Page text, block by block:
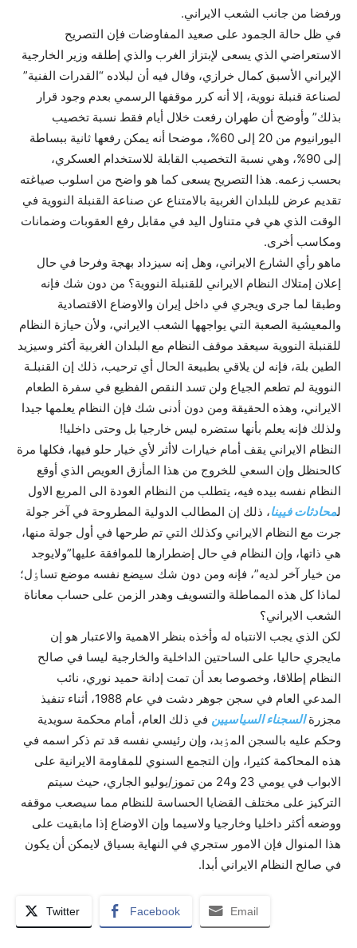
ورفضا من جانب الشعب الايراني.
في ظل حالة الجمود على صعيد المفاوضات فإن التصريح
الاستعراضي الذي يسعى لإبتزاز الغرب والذي إطلقه وزير الخارجية
الإيراني الأسبق كمال خرازي، وقال فيه أن لبلاده “القدرات الفنية”
لصناعة قنبلة نووية، إلا أنه كرر موقفها الرسمي بعدم وجود قرار
بذلك” وأوضح أن طهران رفعت خلال أيام فقط نسبة تخصيب
اليورانيوم من 20 إلى 60%، موضحا أنه يمكن رفعها ثانية ببساطة
إلى 90%، وهي نسبة التخصيب القابلة للاستخدام العسكري،
بحسب زعمه. هذا التصريح يسعى کما هو واضح من اسلوب صياغته
تقديم عرض للبلدان الغربية بالامتناع عن صناعة القنبلة النووية في
الوقت الذي هي في متناول اليد في مقابل رفع العقوبات وضمانات
ومکاسب أخرى.
ماهو رأي الشارع الايراني، وهل إنه سيزداد بهجة وفرحا في حال
إعلان إمتلاك النظام الايراني للقنبلة النووية؟ من دون شك فإنه
وطبقا لما جرى ويجري في داخل إيران والاوضاع الاقتصادية
والمعيشية الصعبة التي يواجهها الشعب الايراني، ولأن حيازة النظام
للقنبلة النووية سيعقد موقف النظام مع البلدان الغربية أکثر وسيزيد
الطين بلة، فإنه لن يلاقي بطبيعة الحال أي ترحيب، ذلك إن القنبلـة
النووية لم تطعم الجياع ولن تسد النقص الفظيع في سفرة الطعام
الايراني، وهذه الحقيقة ومن دون أدنى شك فإن النظام يعلمها جيدا
ولذلك فإنه يعلم بأنها ستضره ليس خارجيا بل وحتى داخليا!
النظام الايراني يقف أمام خيارات لاأثر لأي خيار حلو فيها، فکلها مرة
کالحنظل وإن السعي للخروج من هذا المأزق العويص الذي أوقع
النظام نفسه بيده فيه، يتطلب من النظام العودة الى المربع الاول
لمحادثات فيينا، ذلك إن المطالب الدولية المطروحة في آخر جولة
جرت مع النظام الايراني وکذلك التي تم طرحها في أول جولة منها،
هي ذاتها، وإن النظام في حال إضطرارها للموافقة عليها”ولايوجد
من خيار آخر لديه”، فإنه ومن دون شك سيضع نفسه موضع تساٶل؛
لماذا کل هذه المماطلة والتسويف وهدر الزمن على حساب معاناة
الشعب الايراني؟
لکن الذي يجب الانتباه له وأخذه بنظر الاهمية والاعتبار هو إن
مايجري حاليا على الساحتين الداخلية والخارجية ليسا في صالح
النظام إطلاقا، وخصوصا بعد أن تمت إدانة حميد نوري، نائب
المدعي العام في سجن جوهر دشت في عام 1988، أثناء تنفيذ
مجزرةالسجناء السياسيين في ذلك العام، أمام محکمة سويدية
وحکم عليه بالسجن المٶبد، وإن رئيسي نفسه قد تم ذکر اسمه في
هذه المحاکمة کثيرا، وإن التجمع السنوي للمقاومة الايرانية على
الابواب في يومي 23 و24 من تموز/يوليو الجاري، حيث سيتم
الترکيز على مختلف القضايا الحساسة للنظام مما سيصعب موقفه
ووضعه أکثر داخليا وخارجيا ولاسيما وإن الاوضاع إذا مابقيت على
هذا المنوال فإن الامور ستجري في النهاية بسياق لايمکن أن يکون
في صالح النظام الايراني أبدا.
Twitter Facebook Email